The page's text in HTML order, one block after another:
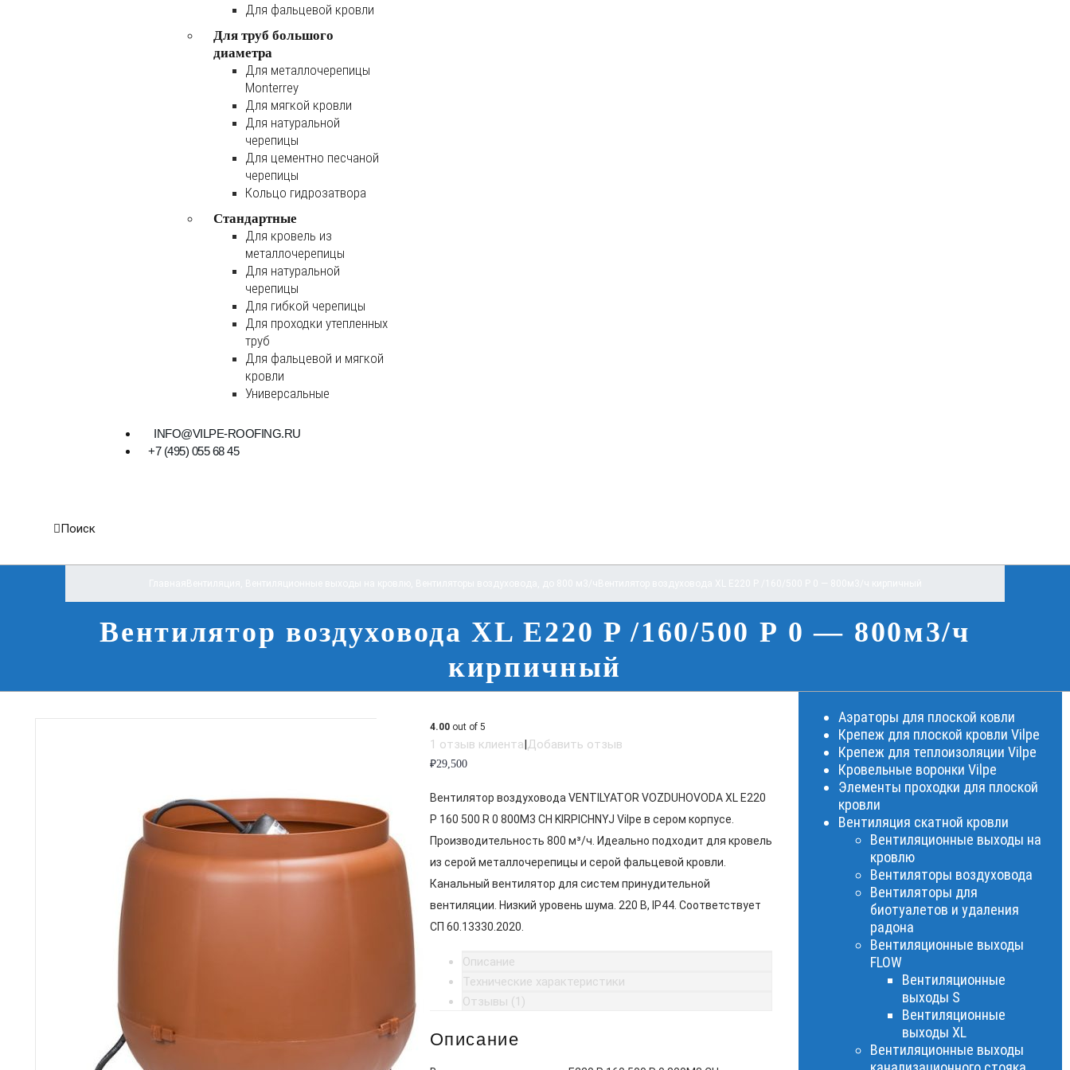
Для фальцевой кровли
Для труб большого
диаметра
Для металлочерепицы
Monterrey
Для мягкой кровли
Для натуральной
черепицы
Для цементно песчаной
черепицы
Кольцо гидрозатвора
Стандартные
Для кровель из
металлочерепицы
Для натуральной
черепицы
Для гибкой черепицы
Для проходки утепленных
труб
Для фальцевой и мягкой
кровли
Универсальные
INFO@VILPE-ROOFING.RU
+7 (495) 055 68 45
Поиск
Вентилятор воздуховода XL E220 P /160/500 Р 0 — 800м3/ч
кирпичный
4.00out of 5
1 отзыв клиента|Добавить отзыв
₽29,500
Вентилятор воздуховода VENTILYATOR VOZDUHOVODA XL E220
P 160 500 R 0 800M3 CH KIRPICHNYJ Vilpe в сером корпусе.
Производительность 800 м³/ч. Идеально подходит для кровель
из серой металлочерепицы и серой фальцевой кровли.
Канальный вентилятор для систем принудительной
вентиляции. Низкий уровень шума. 220 В, IP44. Соответствует
СП 60.13330.2020.
Описание
Технические характеристики
Отзывы (1)
Описание
Аэраторы для плоской ковли
Крепеж для плоской кровли Vilpe
Крепеж для теплоизоляции Vilpe
Кровельные воронки Vilpe
Элементы проходки для плоской
кровли
Вентиляция скатной кровли
Вентиляционные выходы на
кровлю
Вентиляторы воздуховода
Вентиляторы для
биотуалетов и удаления
радона
Вентиляционные выходы
FLOW
Вентиляционные
выходы S
Вентиляционные
выходы XL
Вентиляционные выходы